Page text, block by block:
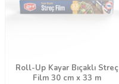
Roll-Up Kayar Bıçaklı Streç
Film 30 cm x 33 m